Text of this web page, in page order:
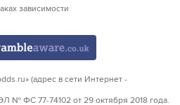
зависимости
(адрес в сети Интернет -
№ ФС 77-74102 от 29 октября 2018 года.